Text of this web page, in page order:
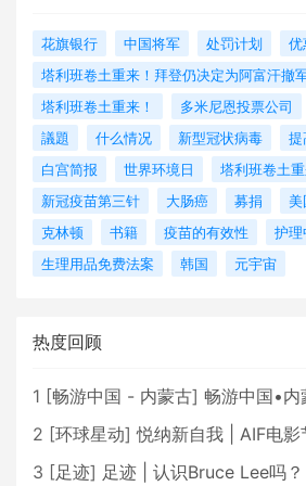
花旗银行 中国将军 处罚计划 优
塔利班卷土重来！拜登仍决定为阿富汗撤
塔利班卷土重来！
多米尼恩投票公司
議題
什么情况 新型冠状病毒 提
白宫简报
世界环境日 塔利班卷土
新冠疫苗第三针
大肠癌 募捐 美
克林顿
书籍 疫苗的有效性
护理
生理用品免费法案
韩国 元宇宙
热度回顾
1 [畅游中国 - 内蒙古] 畅游中国•内蒙
2 [环球星动] 悦纳新自我 | AIF电影
3 [足迹] 足迹 | 认识Bruce Lee吗？